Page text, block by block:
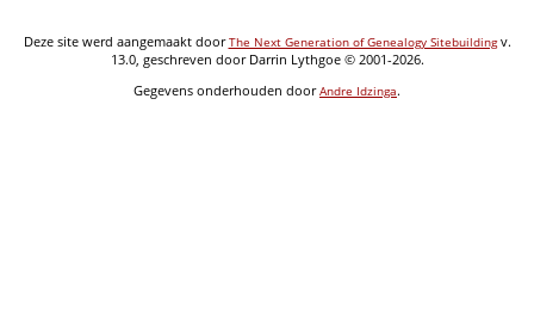
Deze site werd aangemaakt doorThe Next Generation of Genealogy Sitebuildingv.
13.0, geschreven door Darrin Lythgoe © 2001-2026.
Gegevens onderhouden doorAndre Idzinga.